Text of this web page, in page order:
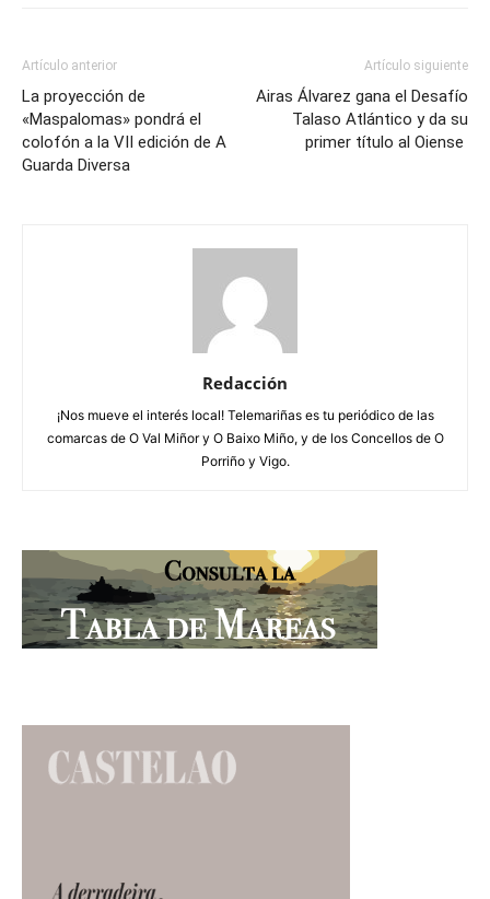
Artículo anterior
La proyección de
«Maspalomas» pondrá el
colofón a la VII edición de A
Guarda Diversa
Artículo siguiente
Airas Álvarez gana el Desafío
Talaso Atlántico y da su
primer título al Oiense
Redacción
¡Nos mueve el interés local! Telemariñas es tu periódico de las
comarcas de O Val Miñor y O Baixo Miño, y de los Concellos de O
Porriño y Vigo.